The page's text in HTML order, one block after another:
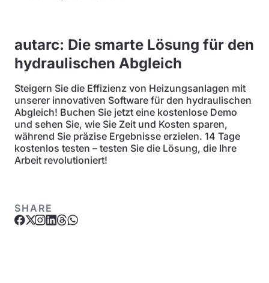
autarc: Die smarte Lösung für den
hydraulischen Abgleich
Steigern Sie die Effizienz von Heizungsanlagen mit
unserer innovativen Software für den hydraulischen
Abgleich! Buchen Sie jetzt eine kostenlose Demo
und sehen Sie, wie Sie Zeit und Kosten sparen,
während Sie präzise Ergebnisse erzielen. 14 Tage
kostenlos testen – testen Sie die Lösung, die Ihre
Arbeit revolutioniert!
SHARE